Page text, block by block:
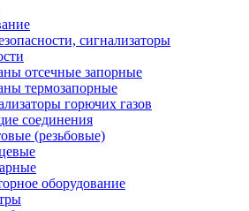
сигнализаторы
отсечные запорные
термозапорные
горючих газов
соединения
(резьбовые)
оборудование